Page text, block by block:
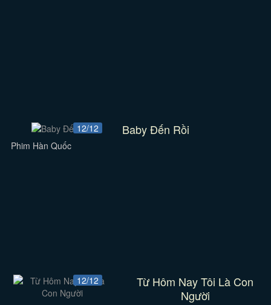
12/12 Baby Đến Rồi
Phim Hàn Quốc
12/12
Từ Hôm Nay Tôi Là Con
Người